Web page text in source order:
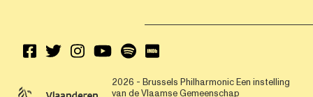
2026 - Brussels PhilharmonicEen instelling
van de Vlaamse Gemeenschap